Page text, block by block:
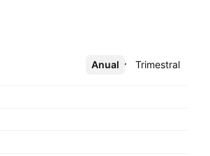
Anual Trimestral
Más